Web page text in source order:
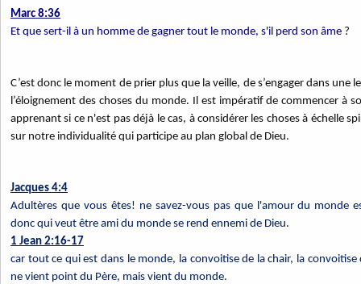
Marc 8:36
Et que sert-il à un homme de gagner tout le monde, s'il perd son âme ?
C’est donc le moment de prier plus que la veille, de s’engager dans une
l’éloignement des choses du monde. Il est impératif de commencer à
apprenant si ce n'est pas déjà le cas, à considérer les choses à échelle
sur notre individualité qui participe au plan global de Dieu.
Jacques 4:4
Adultères que vous êtes! ne savez-vous pas que l'amour du monde
donc qui veut être ami du monde se rend ennemi de Dieu.
1 Jean 2:16-17
car tout ce qui est dans le monde, la convoitise de la chair, la
ne vient point du Père, mais vient du monde.